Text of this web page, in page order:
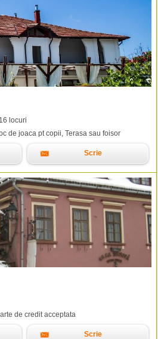
locuri
de joaca pt copii, Terasa sau foisor
Scrie
de credit acceptata
Scrie